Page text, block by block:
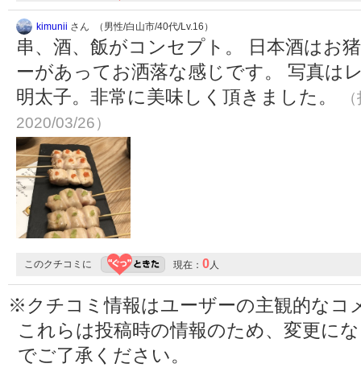
kimunii さん （男性/白山市/40代/Lv.16）
串、酒、飯がコンセプト。 日本酒はお
ーがあってお洒落な感じです。 写真は
明太子。非常に美味しく頂きました。
2020/03/26）
このクチコミに 現在： 0 人
※クチコミ情報はユーザーの主観的なコ
これらは投稿時の情報のため、変更に
でご了承ください。